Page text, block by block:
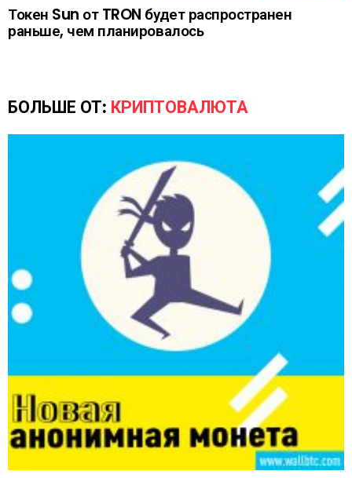
Токен Sun от TRON будет распространен
раньше, чем планировалось
БОЛЬШЕ ОТ: КРИПТОВАЛЮТА